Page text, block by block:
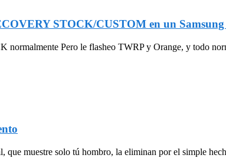
STOCK/CUSTOM en un
normalmente Pero le flasheo TWRP y Orange, y todo
que muestre solo tú hombro, la eliminan por el simple